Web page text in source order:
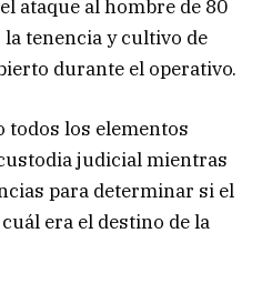
ataque al hombre de 80
tenencia y cultivo de
durante el operativo.
todos los elementos
judicial mientras
para determinar si el
era el destino de la